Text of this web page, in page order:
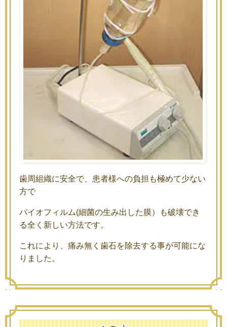
歯周組織に安全で、患者様への負担も極めて少ない
方で
バイオフィルム(細菌の生み出した膜）も破壊でき
る全く新しい方法です。
これにより、痛み無く歯石を除去する事が可能にな
りました。